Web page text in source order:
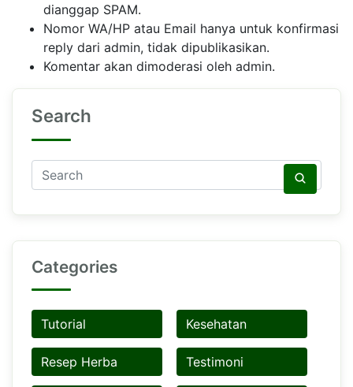
dianggap SPAM.
Nomor WA/HP atau Email hanya untuk konfirmasi
reply dari admin, tidak dipublikasikan.
Komentar akan dimoderasi oleh admin.
Search
Categories
Tutorial Kesehatan
Resep Herba Testimoni